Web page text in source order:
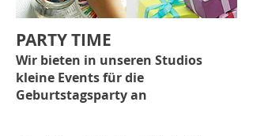
PARTY TIME
Wir bieten in unseren Studios
kleine Eventsfür die
Geburtstagsparty an